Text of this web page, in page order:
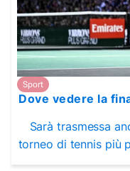
Sport
Dove vedere la
Sarà trasmessa
torneo di tennis più